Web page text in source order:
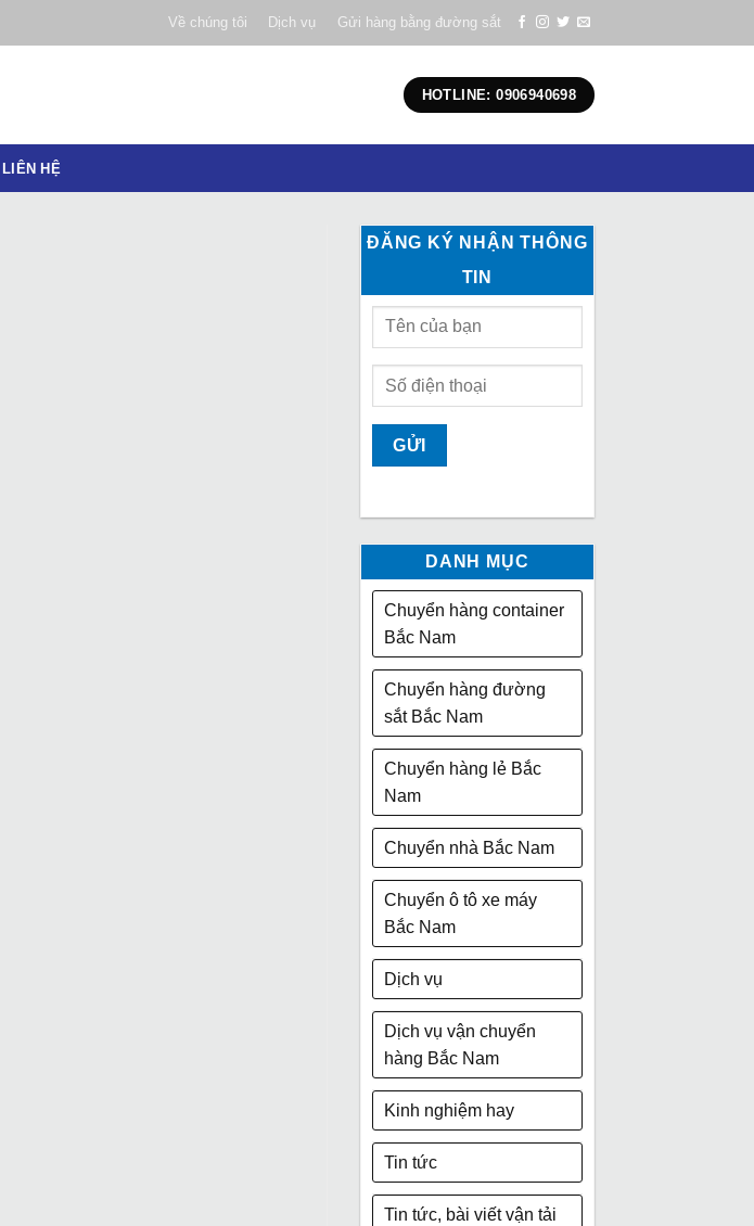
Về chúng tôi Dịch vụ Gửi hàng bằng đường sắt
HOTLINE: 0906940698
LIÊN HỆ
ĐĂNG KÝ NHẬN THÔNG
TIN
DANH MỤC
Chuyển hàng container
Bắc Nam
Chuyển hàng đường
sắt Bắc Nam
Chuyển hàng lẻ Bắc
Nam
Chuyển nhà Bắc Nam
Chuyển ô tô xe máy
Bắc Nam
Dịch vụ
Dịch vụ vận chuyển
hàng Bắc Nam
Kinh nghiệm hay
Tin tức
Tin tức, bài viết vận tải